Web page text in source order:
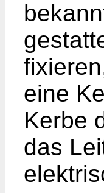
eine
Kerbe
das